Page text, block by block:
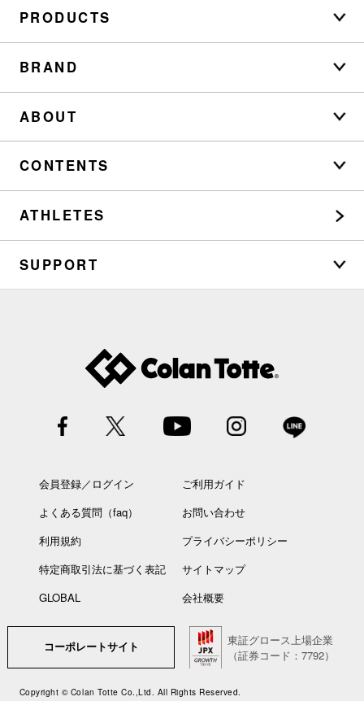
PRODUCTS
BRAND
ABOUT
CONTENTS
ATHLETES
SUPPORT
会員登録／ログイン
ご利用ガイド
よくある質問（faq）
お問い合わせ
利用規約
プライバシーポリシー
特定商取引法に基づく表記
サイトマップ
GLOBAL
会社概要
コーポレートサイト
東証グロース上場企業
（証券コード：7792）
Copyright © Colan Totte Co.,Ltd. All Rights Reserved.